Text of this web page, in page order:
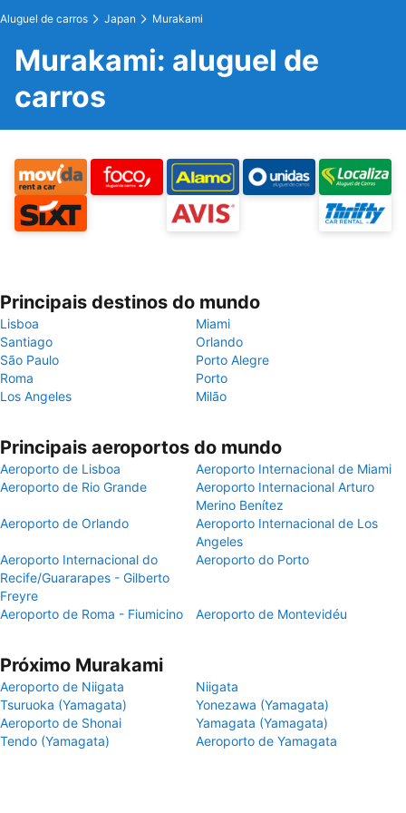
Aluguel de carros Japan Murakami
Murakami: aluguel de
carros
Principais destinos do mundo
Lisboa
Miami
Santiago
Orlando
São Paulo
Porto Alegre
Roma
Porto
Los Angeles
Milão
Principais aeroportos do mundo
Aeroporto de Lisboa
Aeroporto Internacional de Miami
Aeroporto de Rio Grande
Aeroporto Internacional Arturo
Merino Benítez
Aeroporto de Orlando
Aeroporto Internacional de Los
Angeles
Aeroporto Internacional do
Recife/Guararapes - Gilberto
Freyre
Aeroporto do Porto
Aeroporto de Roma - Fiumicino Aeroporto de Montevidéu
Próximo Murakami
Aeroporto de Niigata
Niigata
Tsuruoka (Yamagata)
Yonezawa (Yamagata)
Aeroporto de Shonai
Yamagata (Yamagata)
Tendo (Yamagata)
Aeroporto de Yamagata